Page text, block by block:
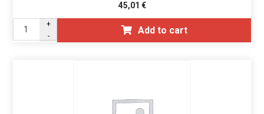
45,01 €
+
-
Add to cart